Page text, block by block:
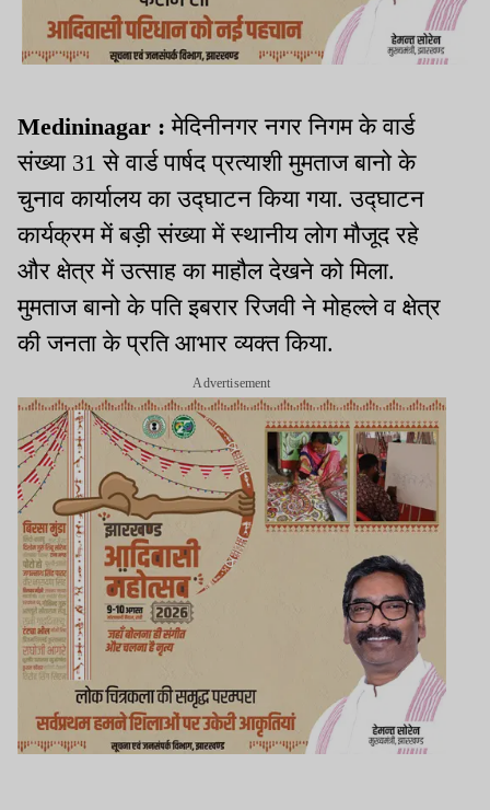
Medininagar :मेदिनीनगर नगर निगम के वार्ड
संख्या 31 से वार्ड पार्षद प्रत्याशी मुमताज बानो के
चुनाव कार्यालय का उद्घाटन किया गया. उद्घाटन
कार्यक्रम में बड़ी संख्या में स्थानीय लोग मौजूद रहे
और क्षेत्र में उत्साह का माहौल देखने को मिला.
मुमताज बानो के पति इबरार रिजवी ने मोहल्ले व क्षेत्र
की जनता के प्रति आभार व्यक्त किया.
Advertisement